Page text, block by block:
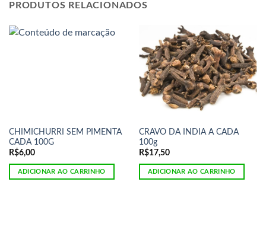
PRODUTOS RELACIONADOS
CHIMICHURRI SEM PIMENTA
CADA 100G
R$6,00
ADICIONAR AO CARRINHO
CRAVO DA INDIA A CADA
100g
R$17,50
ADICIONAR AO CARRINHO